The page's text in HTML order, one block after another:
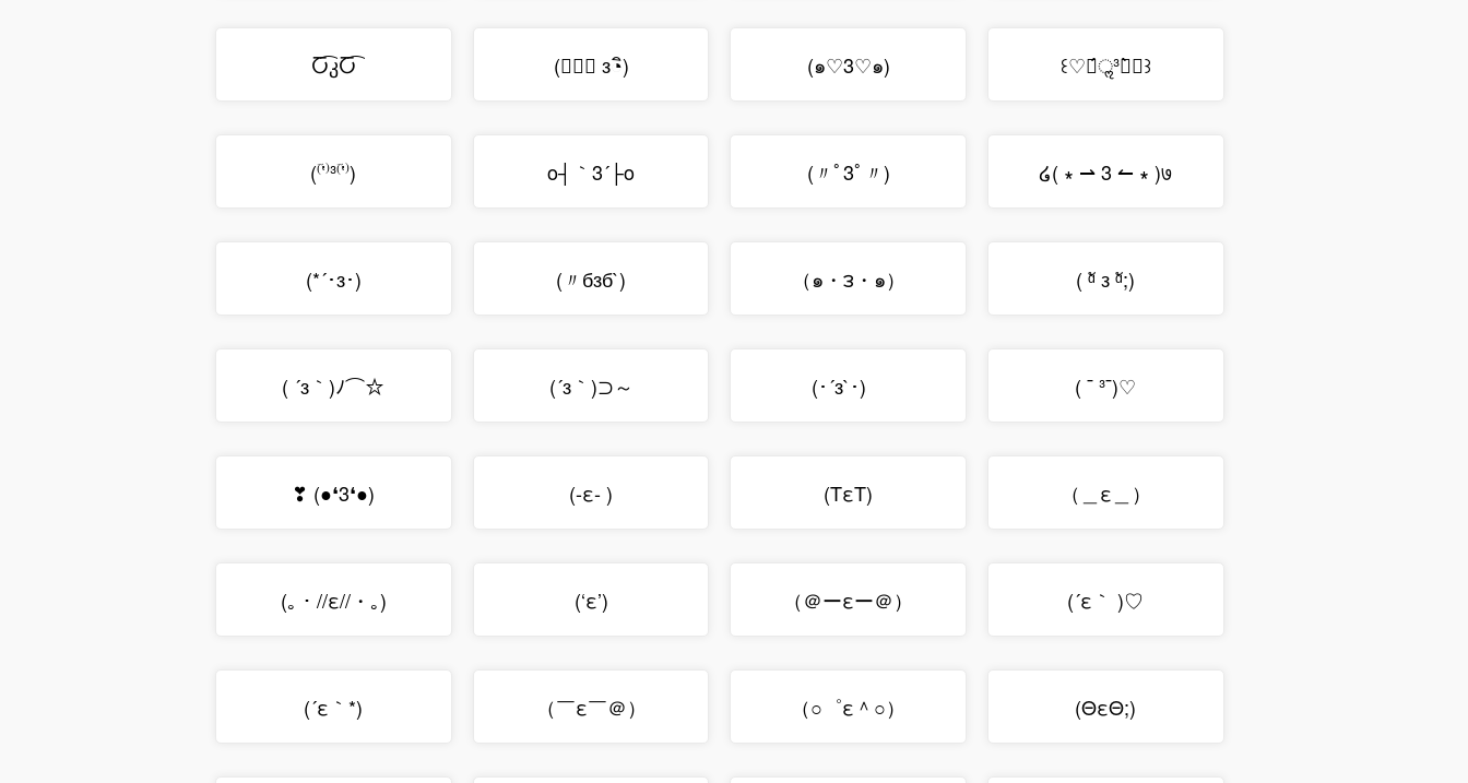
Ⴀ͡კႠ͡ (；◔ิ з◔ิ) (๑♡3♡๑) ꒰♡⌯́ॢ³⌯̀ॢ꒱
(⁽ؔʽ⁾³⁽ؔʽ⁾) o┤｀3´├o (〃ﾟ3ﾟ〃) ໒( ∗ ⇀ 3 ↼ ∗ )७
(*´･з･) (〃бзб`) （๑・౩・๑） ( ᵅั ᴈ ᵅั;)
( ´з｀)ﾉ⌒☆ (´з｀)⊃～ (･´з`･)ゞ ( ¯ ³¯)♡
❣ (●❛3❛●) (-ε- ) (TεT) （＿ε＿）
(｡・//ε//・｡) (‘ε’) （＠ーεー＠） (´ε｀ )♡
(´ε｀*) （￣ε￣＠） （○゜ε＾○） (ΘεΘ;)